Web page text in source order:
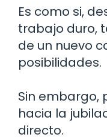
Es como si,
trabajo duro,
de un nuevo
posibilidades.
Sin embargo,
hacia la
directo.